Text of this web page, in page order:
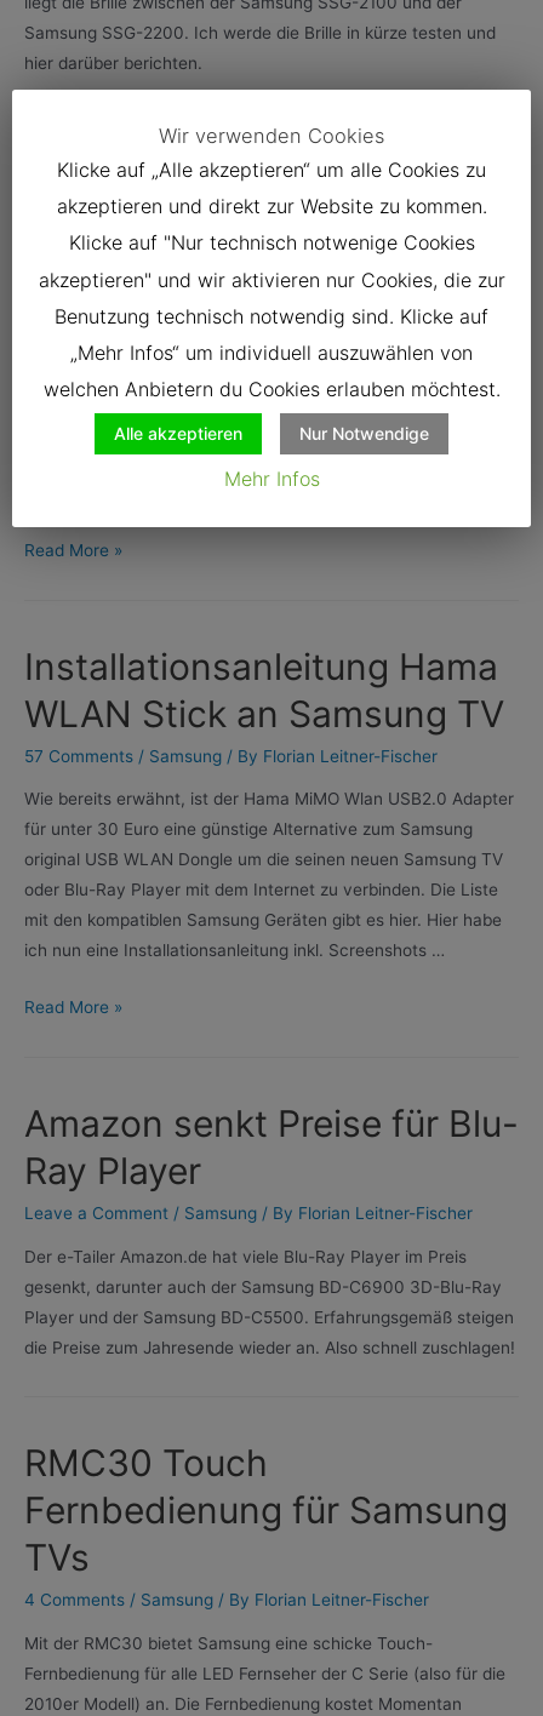
Samsung SSG-2200. Ich werde die Brille in kürze testen und
hier darüber berichten.
Streaming Server für
Samsung TVs
2 Comments Samsung , Software Florian Leitner-Fischer
16.12.2010 Kurzes Update: Twonky kann man mittlerweile in
der Version 6.0.30 auch für die MyBookWorld Festplatte
problemlos. Installationsanleitung folgt. Ein sehr schönes
Feature der neuen Samsung TVs ist, dass sie alle möglichen
man den Fernseher per WLAN oder Kabel mit …
Streaming
TVs
Read More »
Installationsanleitung Hama
WLAN Stick an Samsung TV
57 Comments / Samsung / By Florian Leitner-Fischer
Wie bereits erwähnt, ist der Hama MiMO Wlan USB2.0 Adapter
für unter 30 Euro eine günstige Alternative zum Samsung
original USB WLAN Dongle um die seinen neuen Samsung TV
oder Blu-Ray Player mit dem Internet zu verbinden. Die Liste
mit den kompatiblen Samsung Geräten gibt es hier. Hier habe
ich nun eine Installationsanleitung inkl. Screenshots …
Installationsanleitung
an
Samsung
TV
Read More »
Amazon senkt Preise für Blu-
Ray Player
Leave a Comment / Samsung / By Florian Leitner-Fischer
Der e-Tailer Amazon.de hat viele Blu-Ray Player im Preis
gesenkt, darunter auch der Samsung BD-C6900 3D-Blu-Ray
Player und der Samsung BD-C5500. Erfahrungsgemäß steigen
die Preise zum Jahresende wieder an. Also schnell zuschlagen!
RMC30 Touch
Fernbedienung für Samsung
TVs
4 Comments / Samsung / By Florian Leitner-Fischer
Mit der RMC30 bietet Samsung eine schicke Touch-
Fernbedienung für alle LED Fernseher der C Serie (also für die
2010er Modell) an. Die Fernbedienung kostet Momentan
Wir verwenden Cookies
Klicke auf „Alle akzeptieren“ um alle Cookies zu
akzeptieren und direkt zur Website zu kommen.
Klicke auf "Nur technisch notwenige Cookies
akzeptieren" und wir aktivieren nur Cookies, die zur
Benutzung technisch notwendig sind. Klicke auf
„Mehr Infos“ um individuell auszuwählen von
welchen Anbietern du Cookies erlauben möchtest.
Alle akzeptieren Nur Notwendige
Mehr Infos